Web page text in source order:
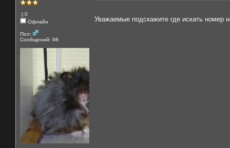
:) 0
Офлайн
Пол:
Сообщений: 98
Уважаемые подскажите где искать номер